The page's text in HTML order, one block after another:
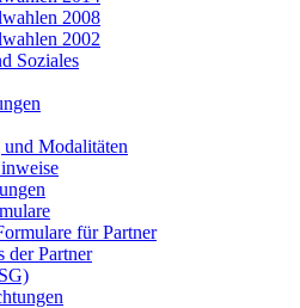
2008
2002
Soziales
Modalitäten
für Partner
der Partner